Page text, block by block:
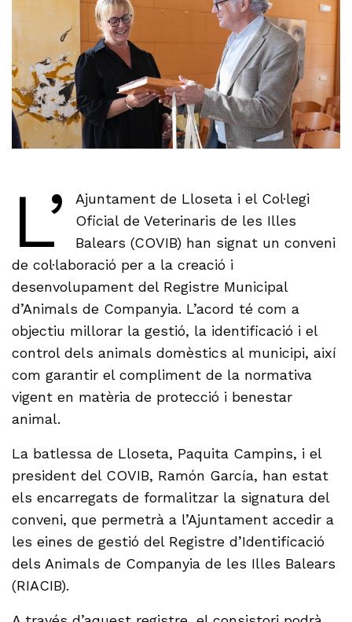
L’
Ajuntament de Lloseta i el Col·legi
Oficial de Veterinaris de les Illes
Balears (COVIB) han signat un conveni
de col·laboració per a la creació i
desenvolupament del Registre Municipal
d’Animals de Companyia. L’acord té com a
objectiu millorar la gestió, la identificació i el
control dels animals domèstics al municipi, així
com garantir el compliment de la normativa
vigent en matèria de protecció i benestar
animal.
La batlessa de Lloseta, Paquita Campins, i el
president del COVIB, Ramón García, han estat
els encarregats de formalitzar la signatura del
conveni, que permetrà a l’Ajuntament accedir a
les eines de gestió del Registre d’Identificació
dels Animals de Companyia de les Illes Balears
(RIACIB).